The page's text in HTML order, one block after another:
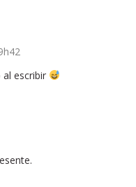
escribir